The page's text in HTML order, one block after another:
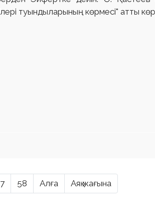
туындыларының көрмесі" атты
58 Алға Аяқ жағына